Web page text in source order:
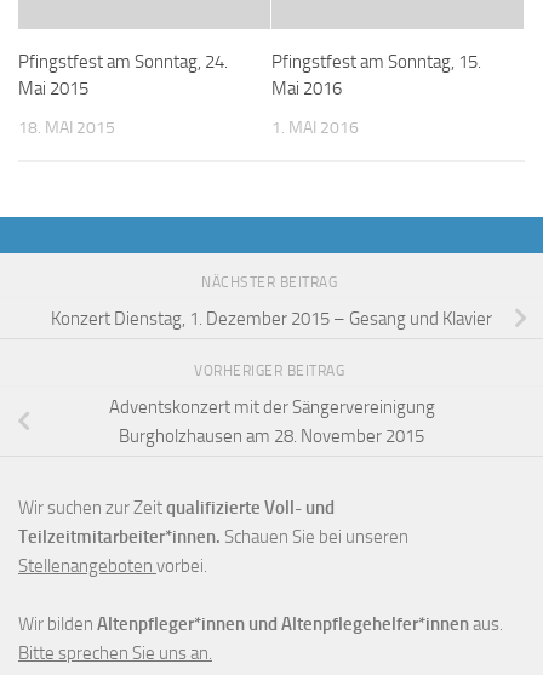
Pfingstfest am Sonntag, 24.
Mai 2015
18. MAI 2015
Pfingstfest am Sonntag, 15.
Mai 2016
1. MAI 2016
NÄCHSTER BEITRAG
Konzert Dienstag, 1. Dezember 2015 – Gesang und Klavier
VORHERIGER BEITRAG
Adventskonzert mit der Sängervereinigung
Burgholzhausen am 28. November 2015
Wir suchen zur Zeitqualifizierte Voll- und
Teilzeitmitarbeiter*innen. Schauen Sie bei unseren
Stellenangeboten vorbei.
Wir bilden Altenpfleger*innen und Altenpflegehelfer*innenaus.
Bitte sprechen Sie uns an.